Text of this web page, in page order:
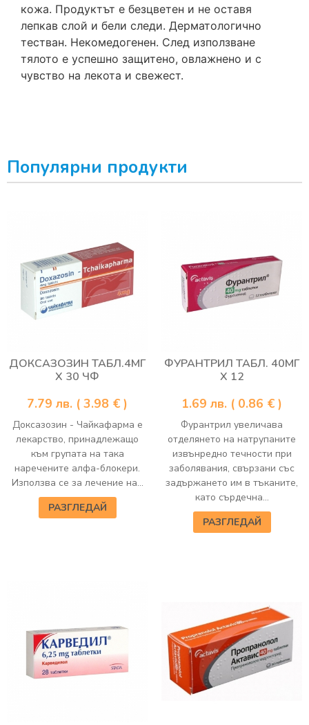
кожа. Продуктът е безцветен и не оставя
лепкав слой и бели следи. Дерматологично
тестван. Некомедогенен. След използване
тялото е успешно защитено, овлажнено и с
чувство на лекота и свежест.
Популярни продукти
ДОКСАЗОЗИН ТАБЛ.4МГ
Х 30 ЧФ
7.79 лв. ( 3.98 € )
Доксазозин - Чайкафарма е
лекарство, принадлежащо
към групата на така
наречените алфа-блокери.
Използва се за лечение на...
РАЗГЛЕДАЙ
ФУРАНТРИЛ ТАБЛ. 40МГ
Х 12
1.69 лв. ( 0.86 € )
Фурантрил увеличава
отделянето на натрупаните
извънредно течности при
заболявания, свързани със
задържането им в тъканите,
като сърдечна...
РАЗГЛЕДАЙ